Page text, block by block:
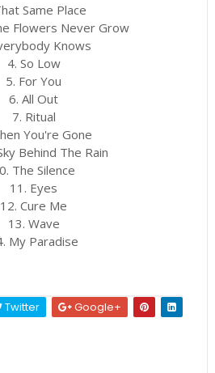
Same Place
Flowers Never Grow
Knows
4. So Low
5. For You
6. All Out
7. Ritual
You're Gone
Behind The Rain
The Silence
11. Eyes
12. Cure Me
13. Wave
My Paradise
Twitter Google+